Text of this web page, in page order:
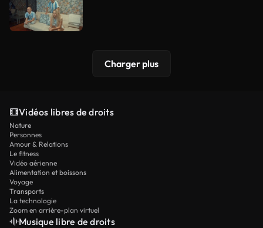
Charger plus
Vidéos libres de droits
Nature
Personnes
Amour & Relations
Le fitness
Vidéo aérienne
Alimentation et boissons
Voyage
Transports
La technologie
Zoom en arrière-plan virtuel
Musique libre de droits